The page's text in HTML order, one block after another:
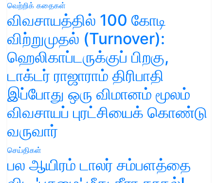
வெற்றிக் கதைகள்
விவசாயத்தில் 100 கோடி
விற்றுமுதல் (Turnover):
ஹெலிகாப்டருக்குப் பிறகு,
டாக்டர் ராஜாராம் திரிபாதி
இப்போது ஒரு விமானம் மூலம்
விவசாயப் புரட்சியைக் கொண்டு
வருவார்
செய்திகள்
பல ஆயிரம் டாலர் சம்பளத்தை